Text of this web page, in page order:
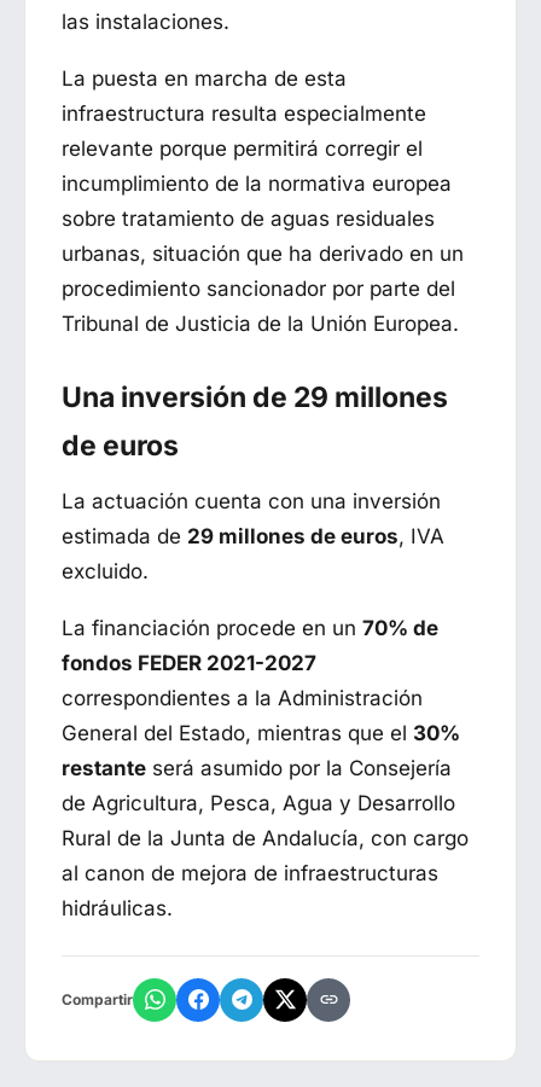
las instalaciones.
La puesta en marcha de esta
infraestructura resulta especialmente
relevante porque permitirá corregir el
incumplimiento de la normativa europea
sobre tratamiento de aguas residuales
urbanas, situación que ha derivado en un
procedimiento sancionador por parte del
Tribunal de Justicia de la Unión Europea.
Una inversión de 29 millones
de euros
La actuación cuenta con una inversión
estimada de 29 millones de euros, IVA
excluido.
La financiación procede en un 70% de
fondos FEDER 2021-2027
correspondientes a la Administración
General del Estado, mientras que el 30%
restante será asumido por la Consejería
de Agricultura, Pesca, Agua y Desarrollo
Rural de la Junta de Andalucía, con cargo
al canon de mejora de infraestructuras
hidráulicas.
Compartir